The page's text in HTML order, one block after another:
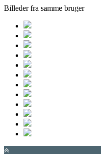
Billeder fra samme bruger